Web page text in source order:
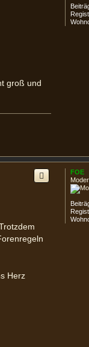
groß und
FOE
Herz